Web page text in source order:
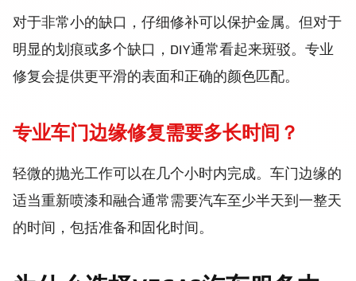
对于非常小的缺口，仔细修补可以保护金属。但对于
明显的划痕或多个缺口，DIY通常看起来斑驳。专业
修复会提供更平滑的表面和正确的颜色匹配。
专业车门边缘修复需要多长时间？
轻微的抛光工作可以在几个小时内完成。车门边缘的
适当重新喷漆和融合通常需要汽车至少半天到一整天
的时间，包括准备和固化时间。